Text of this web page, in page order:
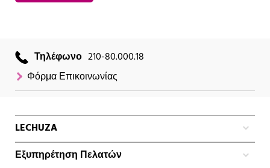
Τηλέφωνο 210-80.000.18
Φόρμα Επικοινωνίας
LECHUZA
Εξυπηρέτηση Πελατών